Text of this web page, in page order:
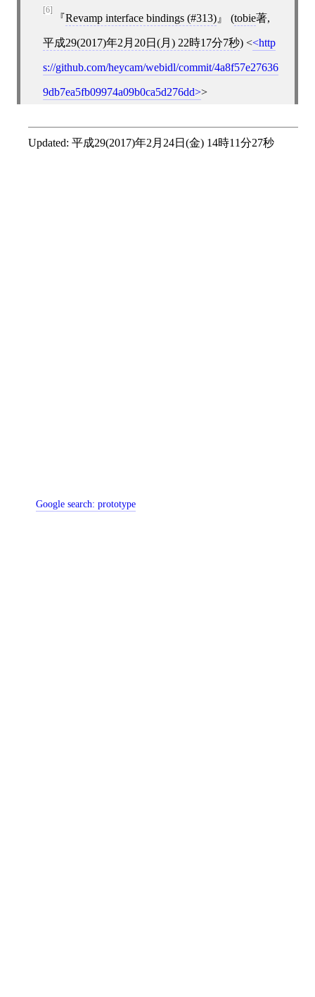
[6]
Revamp interface bindings (#313) (tobie著,
平成29(2017)年2月20日(月) 22時17分7秒) < http
s://github.com/heycam/webidl/commit/4a8f57e27636
9db7ea5fb09974a09b0ca5d276dd >
Updated: 平成29(2017)年2月24日(金) 14時11分27秒
Google search:prototype